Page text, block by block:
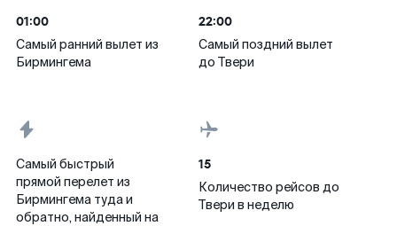
01:00
Самый ранний вылет из
Бирмингема
22:00
Самый поздний вылет
до Твери
Самый быстрый
прямой перелет из
Бирмингема туда и
обратно, найденный на
15
Количество рейсов до
Твери в неделю